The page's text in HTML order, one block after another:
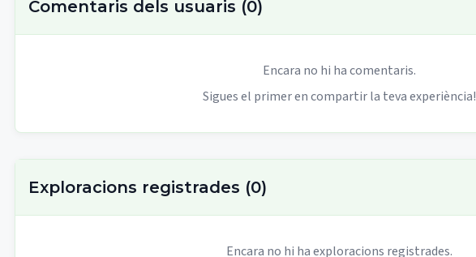
Comentaris dels usuaris (0)
Encara no hi ha comentaris.
Sigues el primer en compartir la teva experiència!
Exploracions registrades (0)
Encara no hi ha exploracions registrades.